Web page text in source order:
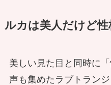
ルカは美人だけど性
美しい見た目と同時に
声も集めたラブトラン